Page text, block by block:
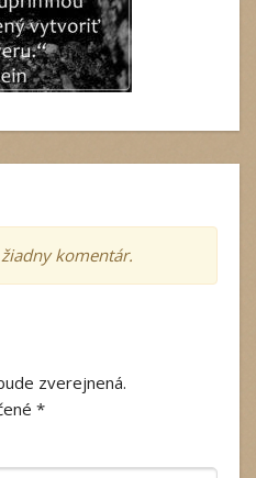
komentár.
zverejnená.
*